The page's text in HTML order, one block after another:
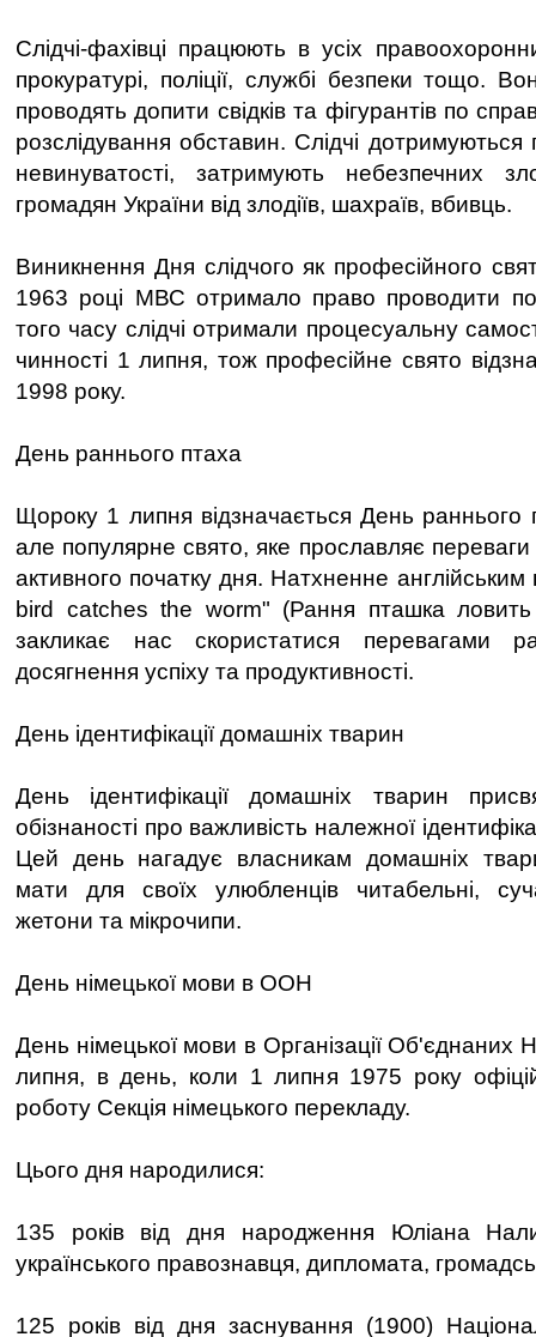
Слідчі-фахівці працюють в усіх
прокуратурі, поліції, службі безпеки тощо.
проводять допити свідків та фігурантів по
розслідування обставин. Слідчі дотримуються
невинуватості, затримують небезпечних
громадян України від злодіїв, шахраїв, вбивць.
Виникнення Дня слідчого як професійного
1963 році МВС отримало право проводити
того часу слідчі отримали процесуальну
чинності 1 липня, тож професійне свято
1998 року.
День раннього птаха
Щороку 1 липня відзначається День раннього
але популярне свято, яке прославляє
активного початку дня. Натхненне англійським
bird catches the worm" (Рання пташка ловить
закликає нас скористатися перевагами
досягнення успіху та продуктивності.
День ідентифікації домашніх тварин
День ідентифікації домашніх тварин
обізнаності про важливість належної
Цей день нагадує власникам домашніх
мати для своїх улюбленців читабельні,
жетони та мікрочипи.
День німецької мови в ООН
День німецької мови в Організації Об'єднаних
липня, в день, коли 1 липня 1975 року
роботу Секція німецького перекладу.
Цього дня народилися:
135 років від дня народження Юліана
українського правознавця, дипломата,
125 років від дня заснування (1900)